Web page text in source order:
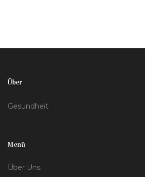
Über
Gesundheit
Menü
Über Uns